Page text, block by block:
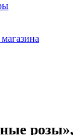
розы»,